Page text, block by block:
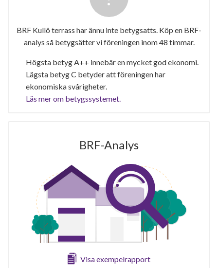
BRF Kullö terrass har ännu inte betygsatts. Köp en BRF-
analys så betygsätter vi föreningen inom 48 timmar.
Högsta betyg A++ innebär en mycket god ekonomi.
Lägsta betyg C betyder att föreningen har
ekonomiska svårigheter.
Läs mer om betygssystemet.
BRF-Analys
Visa exempelrapport